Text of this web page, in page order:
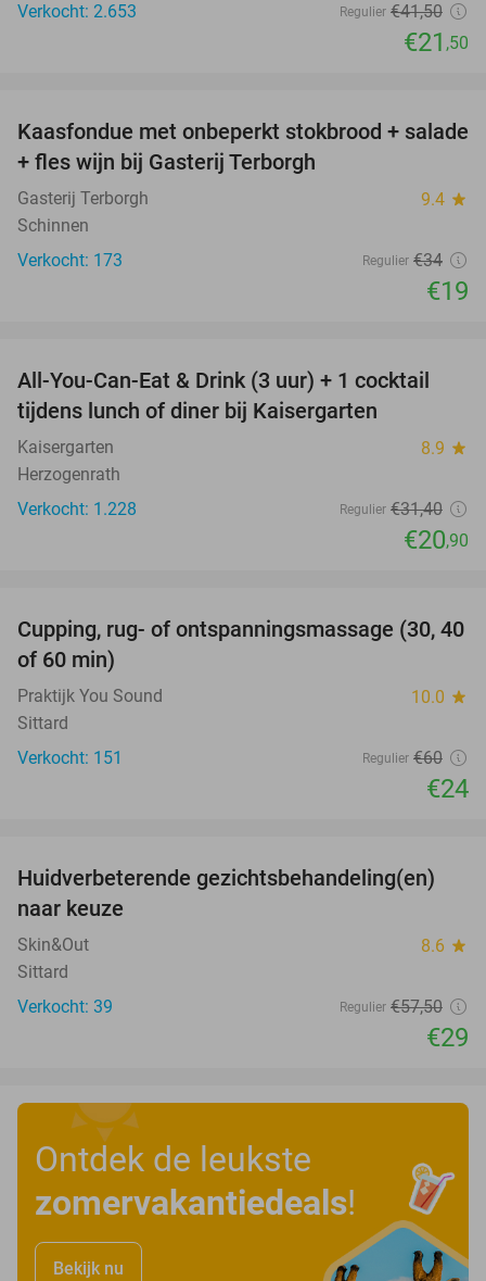
Verkocht: 2.653
Regulier €41,50
€21 ,50
44%
Kaasfondue met onbeperkt stokbrood + salade
+ fles wijn bij Gasterij Terborgh
Gasterij Terborgh 9.4 star
Schinnen
Verkocht: 173
Regulier €34
€19
33%
All-You-Can-Eat & Drink (3 uur) + 1 cocktail
tijdens lunch of diner bij Kaisergarten
Kaisergarten 8.9 star
Herzogenrath
Verkocht: 1.228
Regulier €31,40
€20,90
60%
Cupping, rug- of ontspanningsmassage (30, 40
of 60 min)
Praktijk You Sound 10.0 star
Sittard
Verkocht: 151
Regulier €60
€24
50%
Huidverbeterende gezichtsbehandeling(en)
naar keuze
Skin&Out 8.6 star
Sittard
Verkocht: 39
Regulier €57,50
€29
Ontdek de leukste
zomervakantiedeals!
Bekijk nu